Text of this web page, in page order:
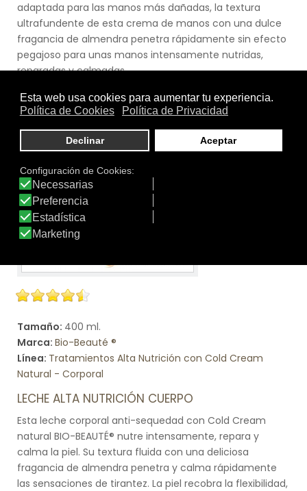
adaptada para las manos más dañadas, la textura
ultrafundente de esta crema de manos con una dulce
fragancia de almendra penetra rápidamente sin efecto
pegajoso para unas manos intensamente nutridas,
reparadas y calmadas.
Ver producto
Tamaño: 400 ml.
Marca: Bio-Beauté ®
Línea: Tratamientos Alta Nutrición con Cold Cream
Natural - Corporal
LECHE ALTA NUTRICIÓN CUERPO
Esta leche corporal anti-sequedad con Cold Cream
natural BIO-BEAUTÉ® nutre intensamente, repara y
calma la piel. Su textura fluida con una deliciosa
fragancia de almendra penetra y calma rápidamente
las sensaciones de tirantez. La piel recobra la flexibilidad,